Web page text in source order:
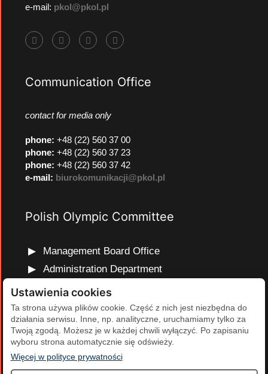
e-mail: pkol@pkol.pl
Communication Office
contact for media only
phone: +48 (22) 560 37 00
phone: +48 (22) 560 37 23
phone: +48 (22) 560 37 42
e-mail: biurokomunikacji@pkol.pl
Polish Olympic Committee
Management Board Office
Administration Department
Marketing and Communications Department
Olympic Education Department
Finance and Human Resources Department
Development Projects Department
Ustawienia cookies
Ta strona używa plików cookie. Część z nich jest niezbędna do
działania serwisu. Inne, np. analityczne, uruchamiamy tylko za
Twoją zgodą. Możesz je w każdej chwili wyłączyć. Po zapisaniu
wyboru strona automatycznie się odświeży.
Więcej w polityce prywatności(otwiera się w nowej karcie)